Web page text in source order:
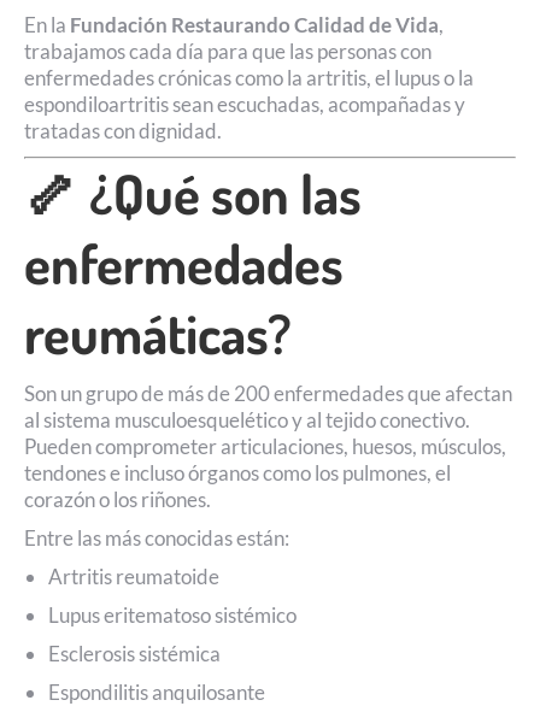
En la Fundación Restaurando Calidad de Vida,
trabajamos cada día para que las personas con
enfermedades crónicas como la artritis, el lupus o la
espondiloartritis sean escuchadas, acompañadas y
tratadas con dignidad.
🦴 ¿Qué son las
enfermedades
reumáticas?
Son un grupo de más de 200 enfermedades que afectan
al sistema musculoesquelético y al tejido conectivo.
Pueden comprometer articulaciones, huesos, músculos,
tendones e incluso órganos como los pulmones, el
corazón o los riñones.
Entre las más conocidas están:
Artritis reumatoide
Lupus eritematoso sistémico
Esclerosis sistémica
Espondilitis anquilosante